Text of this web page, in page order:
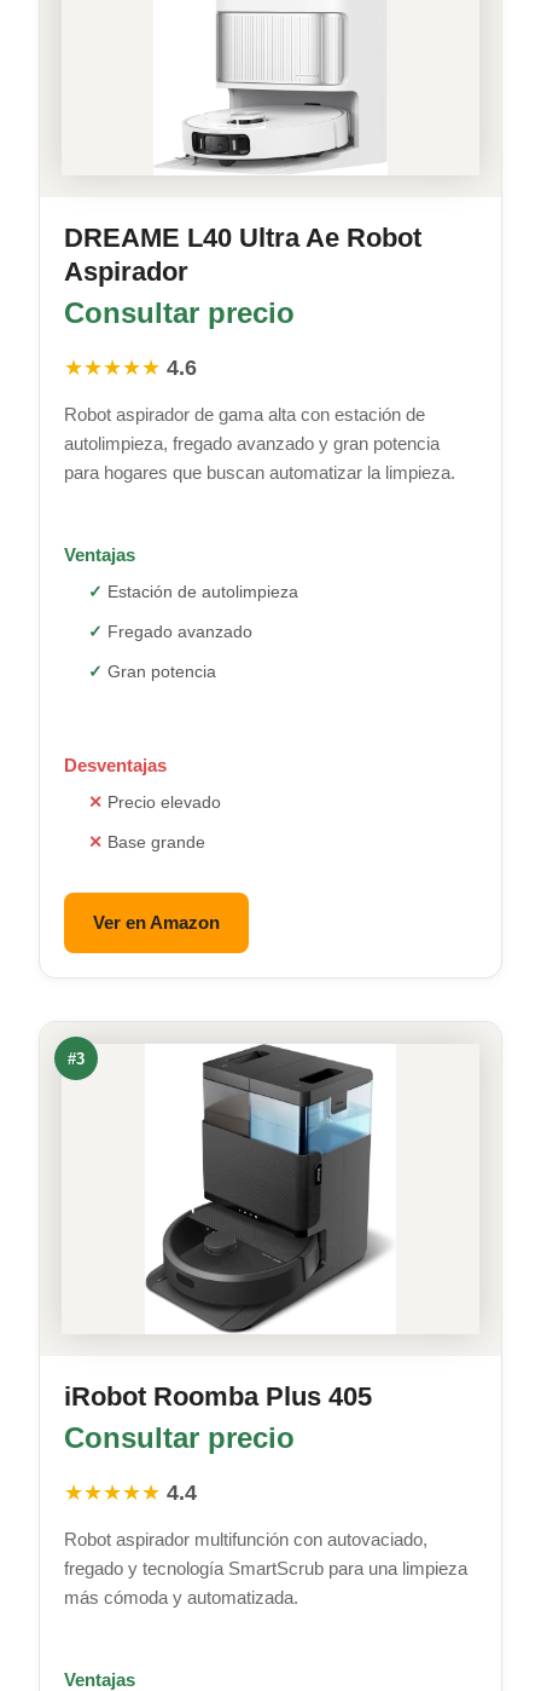
DREAME L40 Ultra Ae Robot
Aspirador
Consultar precio
★★★★★ 4.6
Robot aspirador de gama alta con estación de
autolimpieza, fregado avanzado y gran potencia
para hogares que buscan automatizar la limpieza.
Ventajas
Estación de autolimpieza
Fregado avanzado
Gran potencia
Desventajas
Precio elevado
Base grande
Ver en Amazon
#3
iRobot Roomba Plus 405
Consultar precio
★★★★★ 4.4
Robot aspirador multifunción con autovaciado,
fregado y tecnología SmartScrub para una limpieza
más cómoda y automatizada.
Ventajas